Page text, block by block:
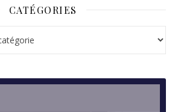
CATÉGORIES